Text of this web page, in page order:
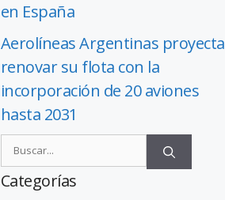
en España
Aerolíneas Argentinas proyecta
renovar su flota con la
incorporación de 20 aviones
hasta 2031
Categorías